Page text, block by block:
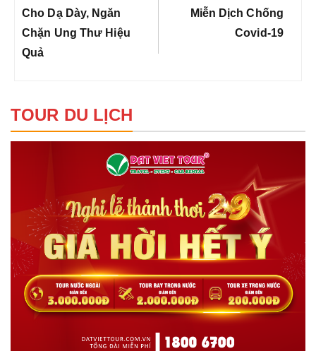
viết
Post:
Cho Dạ Dày, Ngăn
Chặn Ung Thư Hiệu
Quả
Post:Miễn Dịch Chống
Covid-19
TOUR DU LỊCH